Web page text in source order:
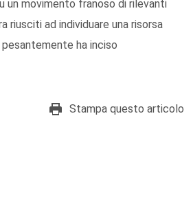
un movimento franoso di rilevanti
riusciti ad individuare una risorsa
ha inciso
Stampa questo articolo